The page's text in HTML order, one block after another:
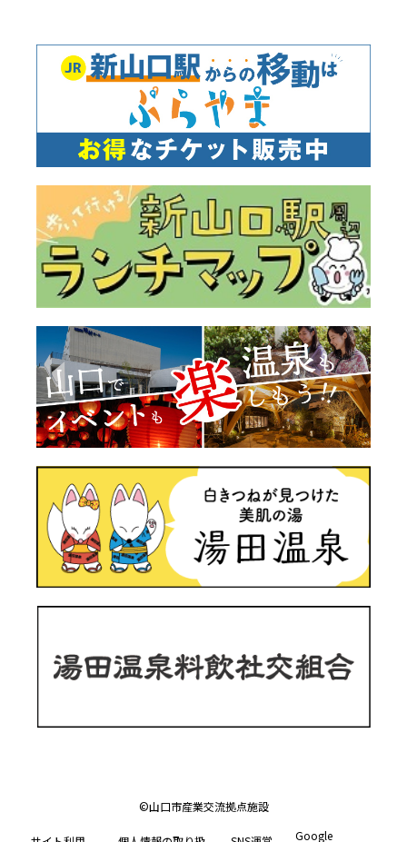
©山口市産業交流拠点施設
Google